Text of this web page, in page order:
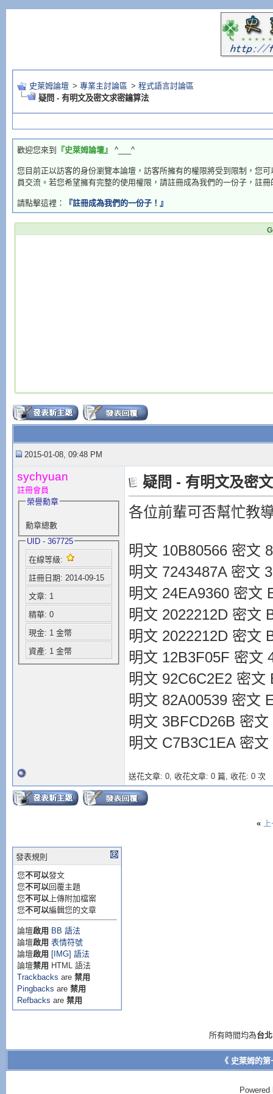
史萊姆論壇 > 專業主討論區 > 程式語言討論區
疑問 - 有明文及密文求密鑰算法
歡迎您來到 『史萊姆論壇』 ^___^
您目前正以訪客的身份瀏覽本論壇，訪客所擁有的權限將受到限制，您
員交流。若您希望擁有完整的使用權限，請註冊成為我們的一份子，註
請點擊這裡： 『註冊成為我們的一份子！』
2015-01-08, 09:48 PM
sychyuan
註冊會員
榮譽勳章
勳章總數
UID - 367725
在線等級:
註冊日期: 2014-09-15
文章: 1
精華: 0
現金: 1 金幣
資產: 1 金幣
疑問 - 有明文及密
各位前輩可否幫忙教
明文 10B80566 密文
明文 7243487A 密文
明文 24EA9360 密文
明文 2022212D 密文
明文 2022212D 密文
明文 12B3F05F 密文
明文 92C6C2E2 密文
明文 82A00539 密文
明文 3BFCD26B 密文
明文 C7B3C1EA 密
送花文章: 0, 收花文章: 0 篇, 收花: 0 次
«
發表規則
您不可以發文
您不可以回覆主題
您不可以上傳附加檔案
您不可以編輯您的文章
論壇啟用 BB 語法
論壇啟用 表情符號
論壇啟用 [IMG] 語法
論壇禁用 HTML 語法
Trackbacks are 禁用
Pingbacks are 禁用
Refbacks are 禁用
所有時間均為台
《 史萊姆的